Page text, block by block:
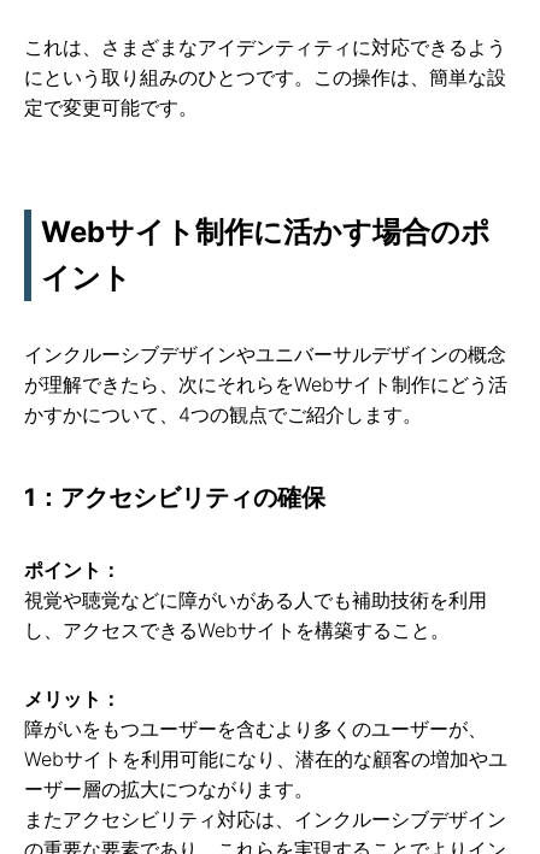
これは、さまざまなアイデンティティに対応できるよう
にという取り組みのひとつです。この操作は、簡単な設
定で変更可能です。
Webサイト制作に活かす場合のポ
イント
インクルーシブデザインやユニバーサルデザインの概念
が理解できたら、次にそれらをWebサイト制作にどう活
かすかについて、4つの観点でご紹介します。
1：アクセシビリティの確保
ポイント：
視覚や聴覚などに障がいがある人でも補助技術を利用
し、アクセスできるWebサイトを構築すること。
メリット：
障がいをもつユーザーを含むより多くのユーザーが、
Webサイトを利用可能になり、潜在的な顧客の増加やユ
ーザー層の拡大につながります。
またアクセシビリティ対応は、インクルーシブデザイン
の重要な要素であり、これらを実現することでよりイン